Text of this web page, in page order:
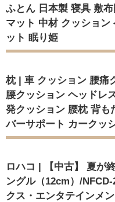
ふとん 日本製 寝具 敷
マット 中材 クッション
ット 眠り姫
枕 | 車 クッション 腰痛
腰クッション ヘッドレ
発クッション 腰枕 背も
バーサポート カークッ
ロハコ | 【中古】 夏が
ングル（12cm）/
クス・エンタテインメ